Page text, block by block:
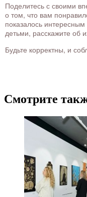
Поделитесь с своими
о том, что вам
показалось
детьми, расскажите об
Будьте корректны, и
Смотрите